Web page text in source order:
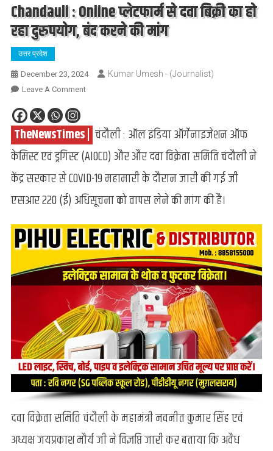
Chandauli : Online प्लेटफार्म से दवा बिक्री का हो
रहा दुरुपयोग, बंद करने की मांग
उत्तर प्रदेश
December 23, 2024 Kumar Umesh - (Journalist)
Leave A CommentOn
Online
प्लेटफार्म
से
दवा
का
रहा
दुरुपयोग,
बंद
करने
की
मांग
TheNewsTimes | चंदौली : ऑल इंडिया ऑर्गेनाइजेशन ऑफ
केमिस्ट एवं ड्रगिस्ट (AIOCD) और और दवा विक्रेता समिति चंदौली ने
केंद्र सरकार से COVID-19 महामारी के दौरान जारी की गई जी
एसआर 220 (ई) अधिसूचना को वापस लेने की मांग की है।
दवा विक्रेता समिति चंदौली के महामंत्री नवनीत कुमार सिंह एवं
अध्यक्ष जयप्रकाश मौर्य जी ने विज्ञप्ति जारी कर बताया कि अवैध